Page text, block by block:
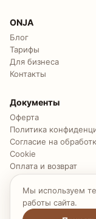
ONJA
Блог
Тарифы
Для бизнеса
Контакты
Документы
Оферта
Политика
Согласие на
Cookie
Оплата и возврат
© 2026 ONJA
Мы используем
работы сайта.